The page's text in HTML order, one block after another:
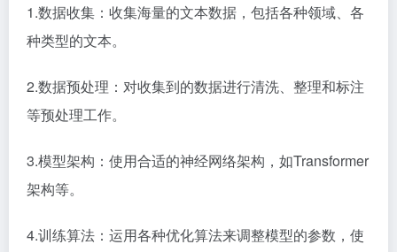
1.数据收集：收集海量的文本数据，包括各种领域、各
种类型的文本。
2.数据预处理：对收集到的数据进行清洗、整理和标注
等预处理工作。
3.模型架构：使用合适的神经网络架构，如Transformer
架构等。
4.训练算法：运用各种优化算法来调整模型的参数，使